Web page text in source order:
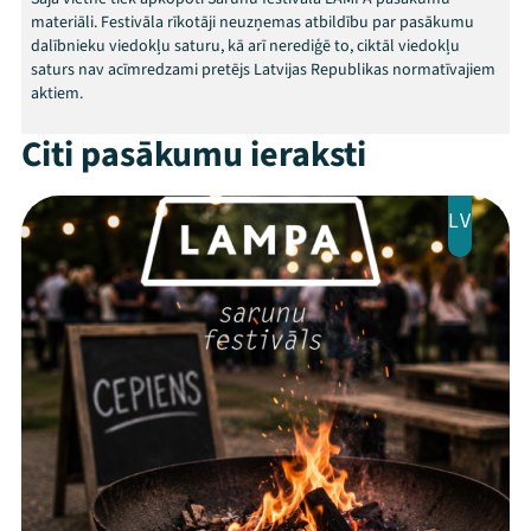
Festivāls
Programma
Arhīvs
Viņi bija LAMPĀ 2026
Jaunumi
Ziedo
Veikals
materiāli. Festivāla rīkotāji neuzņemas atbildību par pasākumu
dalībnieku viedokļu saturu, kā arī nerediģē to, ciktāl viedokļu
saturs nav acīmredzami pretējs Latvijas Republikas normatīvajiem
aktiem.
Citi pasākumu ieraksti
LV